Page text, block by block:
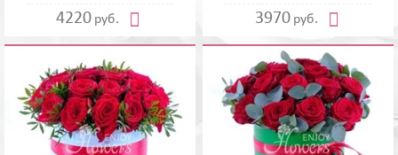
4220 руб.  3970 руб. 